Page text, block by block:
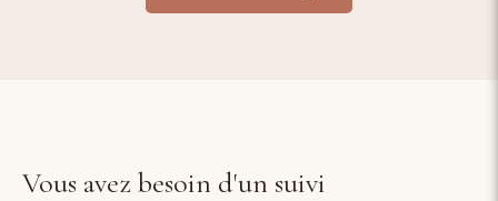
Vous avez besoin d'un suivi